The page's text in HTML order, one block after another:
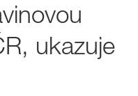
ukazuje